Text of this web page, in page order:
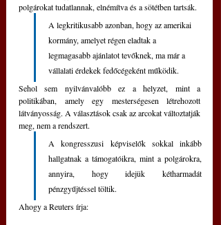
polgárokat tudatlannak, elnémítva és a sötétben tartsák.
A legkritikusabb azonban, hogy az amerikai
kormány, amelyet régen eladtak a
legmagasabb ajánlatot tevőknek, ma már a
vállalati érdekek fedőcégeként működik.
Sehol sem nyilvánvalóbb ez a helyzet, mint a
politikában, amely egy mesterségesen létrehozott
látványosság. A választások csak az arcokat változtatják
meg, nem a rendszert.
A kongresszusi képviselők sokkal inkább
hallgatnak a támogatóikra, mint a polgárokra,
annyira, hogy idejük kétharmadát
pénzgyűjtéssel töltik.
Ahogy a Reuters írja: